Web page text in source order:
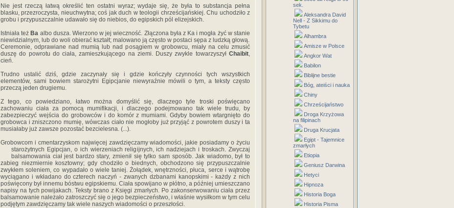
Nie jest rzeczą łatwą określić ten ostatni wyraz; wydaje się, że była to substancja pełna
blasku, przezroczysta, nieuchwytna; coś jak duch w teologii chrześcijańskiej. Chu uchodziło z
grobu i przypuszczalnie udawało się do niebios, do egipskich pól elizejskich.
Istniała też Ba albo dusza. Wierzono w jej wieczność. Złączona była z Ka i mogła żyć w stanie
niewidzialnym, lub do woli obierać kształt; malowano ją często w postaci sępa z ludzką głową.
Ceremonie, odprawiane nad mumią lub nad posągiem w grobowcu, miały na celu zmusić
duszę do powrotu do ciała, zamieszkującego na ziemi. Duszy zwykle towarzyszył Chaibit,
cień.
Trudno ustalić dziś, gdzie zaczynały się i gdzie kończyły czynności tych wszystkich
elementów, sami bowiem starożytni Egipcjanie niewyraźnie mówili o tym, a teksty często
przeczą jeden drugiemu.
Z tego, co powiedziano, łatwo można domyślić się, dlaczego tyle troski poświęcano
zachowaniu ciała za pomocą mumifikacji, i dlaczego podejmowano tak wiele trudu, by
zabezpieczyć wejścia do grobowców i do komór z mumiami. Gdyby bowiem wtargnięto do
grobowca i zniszczono mumię, wówczas ciało nie mogłoby już przyjąć z powrotem duszy i ta
musiałaby już zawsze pozostać bezcielesna. (...).
Grobowcom i cmentarzyskom najwięcej zawdzięczamy wiadomości, jakie posiadamy o życiu
starożytnych Egipcjan, o ich wierzeniach religijnych, ich nadziejach i troskach. Zwyczaj
balsamowania ciał jest bardzo stary, zmienił się tylko sam sposób. Jak wiadomo, był to
zabieg niezmiernie kosztowny; gdy chodziło o biednych, obchodzono się przypuszczalnie
zwykłem soleniem, co wypadało o wiele taniej. Żołądek, wnętrzności, płuca, serce i wątrobę
wyciągano i wkładano do czterech naczyń - zwanych dzbanami kanopskimi - każdy z nich
poświęcony był innemu bóstwu egipskiemu. Ciała spowijano w płótno, a później umieszczano
napisy na tych powijakach. Teksty brano z Księgi zmarłych. Po zakonserwowaniu ciała przez
balsamowanie należało zatroszczyć się o jego bezpieczeństwo, i właśnie wysiłkom w tym celu
podjętym zawdzięczamy tak wiele naszych wiadomości o przeszłości.
sek.
Aleksandra David
Nell - Z Sikkimu do
Tybetu
Alhambra
Amisze w Polsce
Angkor Wat
Babilon
Biblijne bestie
Bóg, ateiści i nauka
Chiny
Chrześcijaństwo
Droga Krzyżowa
na filipinach
Druga Krucjata
Egipt - Tajemnice
zmarłych
Etiopia
Geniusz Darwina
Hetyci
Hipnoza
Historia Boga
Historia Pisma